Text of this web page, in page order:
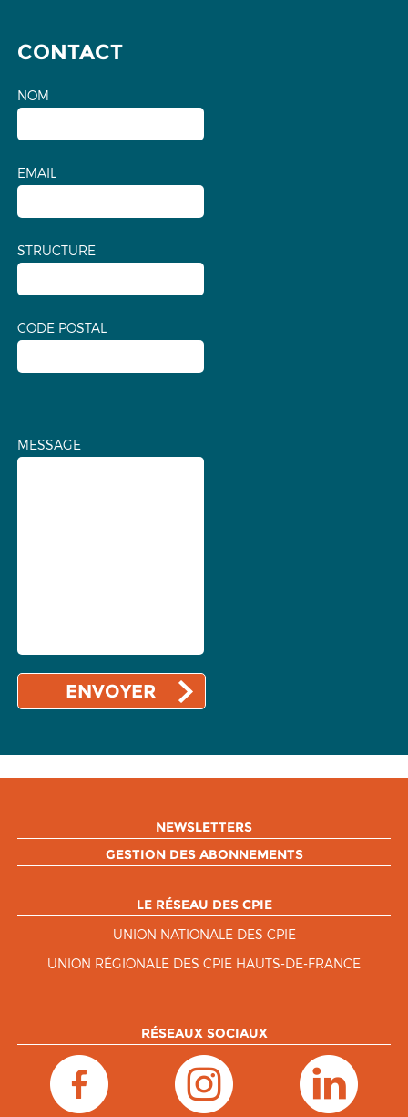
CONTACT
NOM
EMAIL
STRUCTURE
CODE POSTAL
MESSAGE
NEWSLETTERS
GESTION DES ABONNEMENTS
LE RÉSEAU DES CPIE
UNION NATIONALE DES CPIE
UNION RÉGIONALE DES CPIE HAUTS-DE-FRANCE
RÉSEAUX SOCIAUX